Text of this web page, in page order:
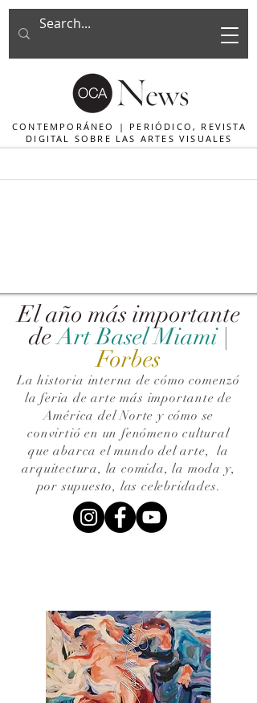
CONTEMPORÁNEO | PERIÓDICO, REVISTA
DIGITAL SOBRE LAS ARTES VISUALES
El año más importante
de Art Basel Miami |
Forbes
La historia interna de cómo comenzó
la feria de arte más importante de
América del Norte y cómo se
convirtió en un fenómeno cultural
que abarca el mundo del arte,la
arquitectura, la comida, la moda y,
por supuesto, las celebridades.